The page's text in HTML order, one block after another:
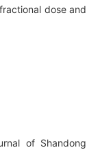
dose and
of Shandong